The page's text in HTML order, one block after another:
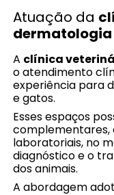
Atuação da
dermatologia
A clínica
o atendimento
experiência para
e gatos.
Esses espaços
complementares,
laboratoriais, no
diagnóstico e o
dos animais.
A abordagem